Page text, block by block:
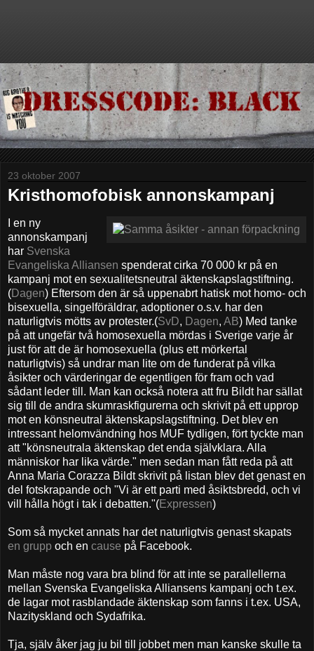
23 oktober 2007
Kristhomofobisk annonskampanj
I en ny
annonskampanj
har Svenska
Evangeliska Alliansen spenderat cirka 70 000 kr på en
kampanj mot en sexualitetsneutral äktenskapslagstiftning.
(Dagen) Eftersom den är så uppenabrt hatisk mot homo- och
bisexuella, singelföräldrar, adoptioner o.s.v. har den
naturligtvis mötts av protester.(SvD, Dagen, AB) Med tanke
på att ungefär två homosexuella mördas i Sverige varje år
just för att de är homosexuella (plus ett mörkertal
naturligtvis) så undrar man lite om de funderat på vilka
åsikter och värderingar de egentligen för fram och vad
sådant leder till. Man kan också notera att fru Bildt har sällat
sig till de andra skumraskfigurerna och skrivit på ett upprop
mot en könsneutral äktenskapslagstiftning. Det blev en
intressant helomvändning hos MUF tydligen, fört tyckte man
att "könsneutrala äktenskap det enda självklara. Alla
människor har lika värde." men sedan man fått reda på att
Anna Maria Corazza Bildt skrivit på listan blev det genast en
del fotskrapande och "Vi är ett parti med åsiktsbredd, och vi
vill hålla högt i tak i debatten."(Expressen)
Som så mycket annats har det naturligtvis genast skapats
en grupp och en cause på Facebook.
Man måste nog vara bra blind för att inte se parallellerna
mellan Svenska Evangeliska Alliansens kampanj och t.ex.
de lagar mot rasblandade äktenskap som fanns i t.ex. USA,
Nazityskland och Sydafrika.
Tja, själv åker jag ju bil till jobbet men man kanske skulle ta